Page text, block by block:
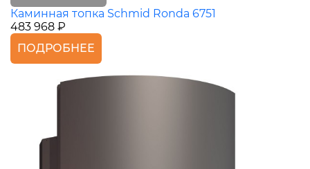
Каминная топка Schmid Ronda 6751
483 968 ₽
ПОДРОБНЕЕ